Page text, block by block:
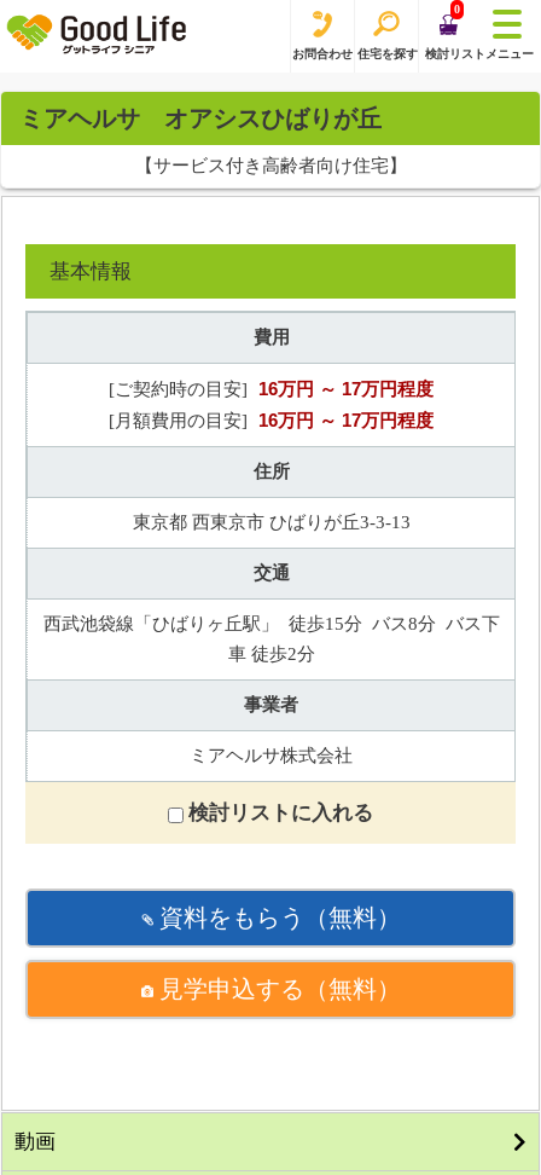
お問合わせ 住宅を探す
0
検討リスト メニュー
ミアヘルサ オアシスひばりが丘
【サービス付き高齢者向け住宅】
基本情報
費用
[ご契約時の目安] 16万円 ～ 17万円程度
[月額費用の目安] 16万円 ～ 17万円程度
住所
東京都 西東京市 ひばりが丘3-3-13
交通
西武池袋線「ひばりヶ丘駅」 徒歩15分 バス8分 バス下
車 徒歩2分
事業者
ミアヘルサ株式会社
検討リストに入れる
資料をもらう （無料）
見学申込する （無料）
動画